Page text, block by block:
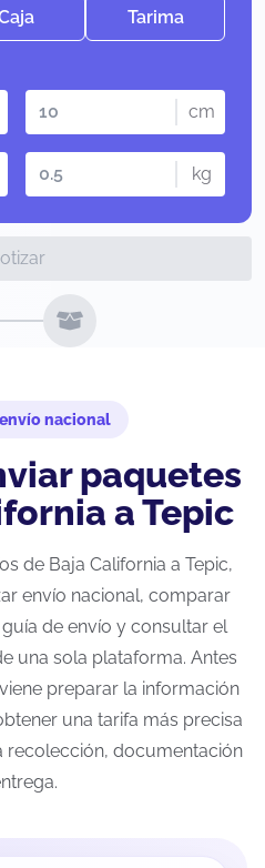
Tarima
cm
kg
nacional
paquetes
a Tepic
de Baja California a Tepic,
envío nacional, comparar
de envío y consultar el
una sola plataforma. Antes
preparar la información
una tarifa más precisa
recolección, documentación